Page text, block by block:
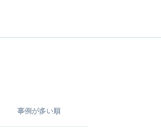
事例が多い順